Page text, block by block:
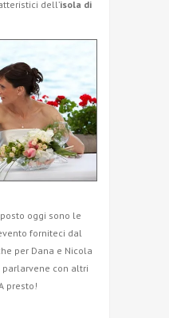
dell’isola di
oggi sono le
forniteci dal
per Dana e Nicola
con altri
presto!